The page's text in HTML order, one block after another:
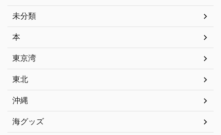
未分類
本
東京湾
東北
沖縄
海グッズ